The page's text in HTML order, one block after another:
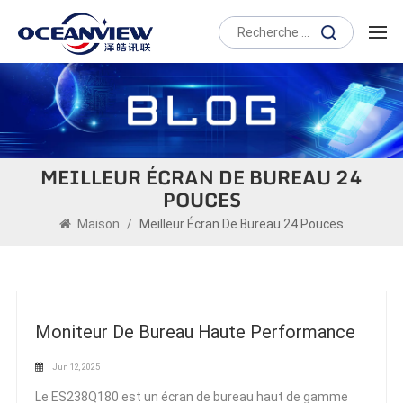
MEILLEUR ÉCRAN DE BUREAU 24
POUCES
Maison / Meilleur Écran De Bureau 24 Pouces
Moniteur De Bureau Haute Performance
Jun 12, 2025
Le ES238Q180 est un écran de bureau haut de gamme